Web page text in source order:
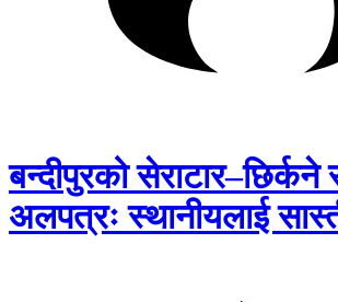
बन्दीपुरको
अलपत्रः स्थानीयलाई